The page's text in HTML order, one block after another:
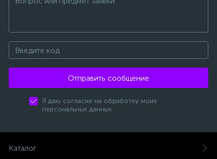
Отправить сообщение
Я даю согласие на обработку моих
персональных данных
Каталог